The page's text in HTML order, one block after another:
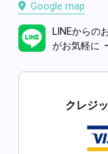
Google map
LINEからの
がお気軽に
クレジ